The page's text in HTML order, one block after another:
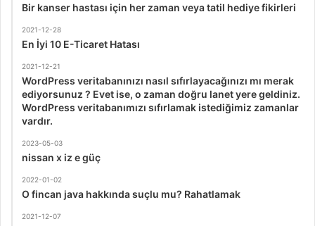
Bir kanser hastası için her zaman veya tatil hediye fikirleri
2021-12-28
En İyi 10 E-Ticaret Hatası
2021-12-21
WordPress veritabanınızı nasıl sıfırlayacağınızı mı merak
ediyorsunuz ? Evet ise, o zaman doğru lanet yere geldiniz.
WordPress veritabanımızı sıfırlamak istediğimiz zamanlar
vardır.
2023-05-03
nissan x iz e güç
2022-01-02
O fincan java hakkında suçlu mu? Rahatlamak
2021-12-07